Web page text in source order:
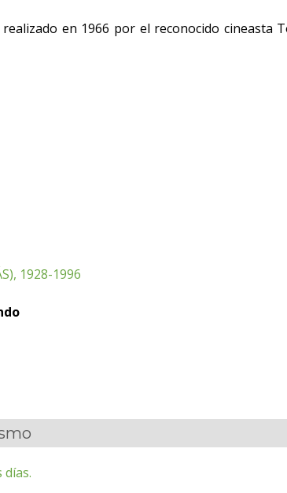
en 1966 por el reconocido cineasta
1928-1996